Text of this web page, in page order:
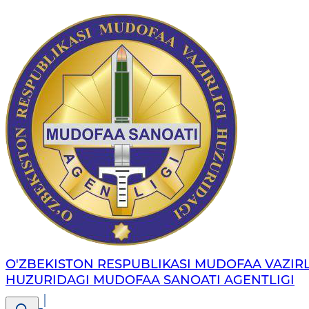
O'ZBEKISTON RESPUBLIKASI MUDOFAA
HUZURIDAGI MUDOFAA SANOATI AGENTLIGI